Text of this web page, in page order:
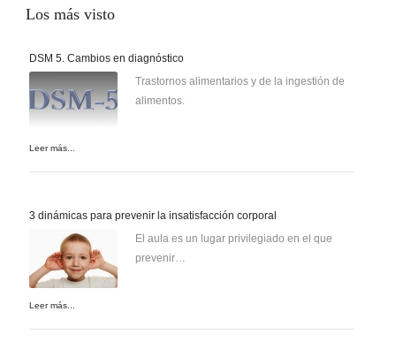
Los más visto
DSM 5. Cambios en diagnóstico
Trastornos alimentarios y de la ingestión de
alimentos.
Leer más...
3 dinámicas para prevenir la insatisfacción corporal
El aula es un lugar privilegiado en el que
prevenir…
Leer más...